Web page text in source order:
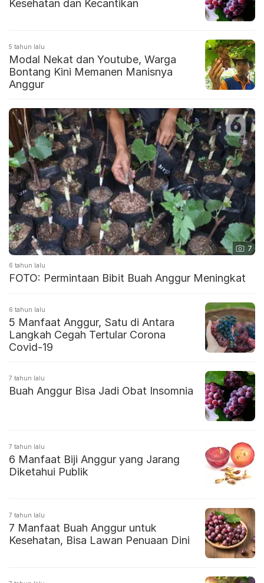
Kesehatan dan Kecantikan
5 tahun lalu
Modal Nekat dan Youtube, Warga
Bontang Kini Memanen Manisnya
Anggur
7
6 tahun lalu
FOTO: Permintaan Bibit Buah Anggur Meningkat
6 tahun lalu
5 Manfaat Anggur, Satu di Antara
Langkah Cegah Tertular Corona
Covid-19
7 tahun lalu
Buah Anggur Bisa Jadi Obat Insomnia
7 tahun lalu
6 Manfaat Biji Anggur yang Jarang
Diketahui Publik
7 tahun lalu
7 Manfaat Buah Anggur untuk
Kesehatan, Bisa Lawan Penuaan Dini